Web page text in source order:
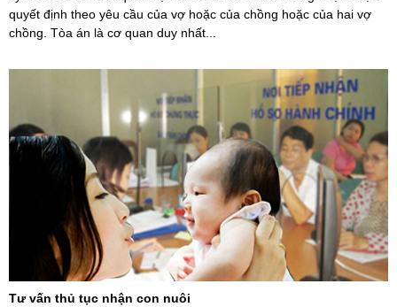
quyết định theo yêu cầu của vợ hoặc của chồng hoặc của hai vợ
chồng. Tòa án là cơ quan duy nhất...
Tư vấn thủ tục nhận con nuôi